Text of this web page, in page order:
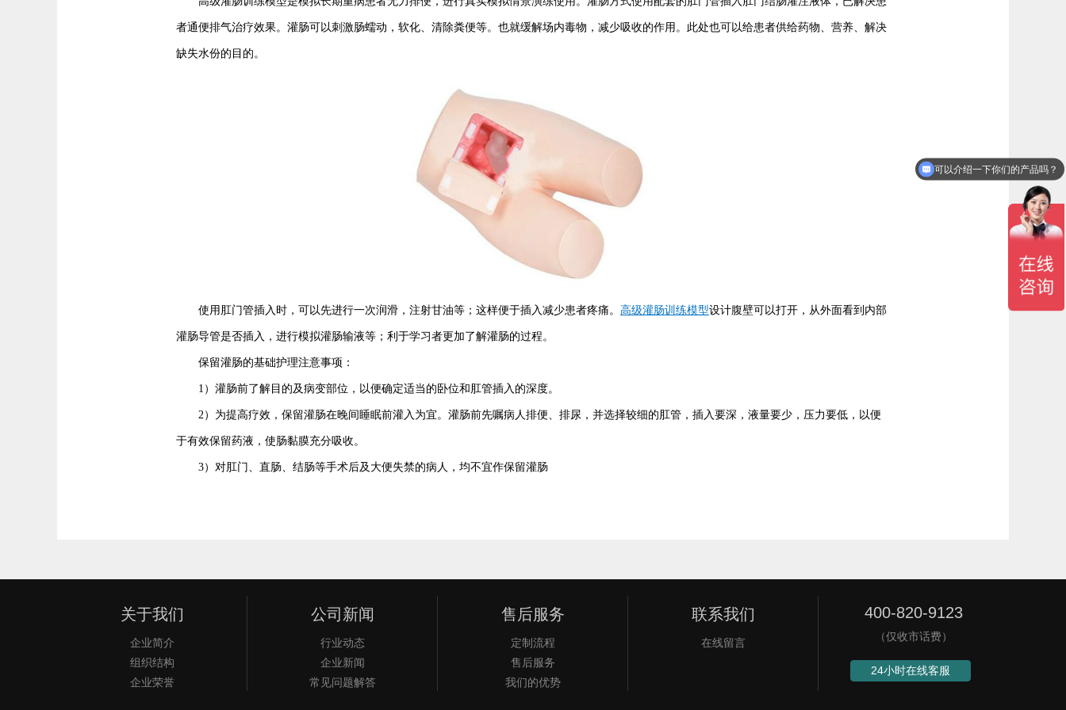
者通便排气治疗效果。灌肠可以刺激肠蠕动，软化、清除粪便等。也就缓解场内毒物，减少吸收的作用。此处也可以给患者供给药物、营养、解决
缺失水份的目的。
使用肛门管插入时，可以先进行一次润滑，注射甘油等；这样便于插入减少患者疼痛。 高级灌肠训练模型设计腹壁可以打开，从外面看到内部
灌肠导管是否插入，进行模拟灌肠输液等；利于学习者更加了解灌肠的过程。
保留灌肠的基础护理注意事项：
1）灌肠前了解目的及病变部位，以便确定适当的卧位和肛管插入的深度。
2）为提高疗效，保留灌肠在晚间睡眠前灌入为宜。灌肠前先嘱病人排便、排尿，并选择较细的肛管，插入要深，液量要少，压力要低，以便
于有效保留药液，使肠黏膜充分吸收。
3）对肛门、直肠、结肠等手术后及大便失禁的病人，均不宜作保留灌肠
关于我们
企业简介
组织结构
企业荣誉
公司新闻
行业动态
企业新闻
常见问题解答
售后服务
定制流程
售后服务
我们的优势
联系我们
在线留言
400-820-9123
（仅收市话费）
24小时在线客服
可以介绍一下你们的产品吗？
你们是厂家吗？